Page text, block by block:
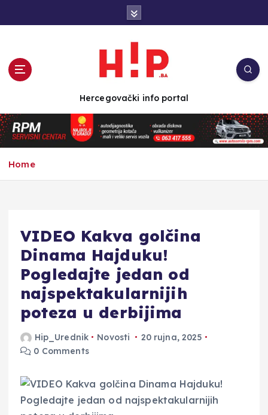
n
t
e
Hercegovački info portal
Home
VIDEO Kakva golčina
Dinama Hajduku!
Pogledajte jedan od
najspektakularnijih
poteza u derbijima
Hip_Urednik Novosti
20 rujna, 2025
0 Comments